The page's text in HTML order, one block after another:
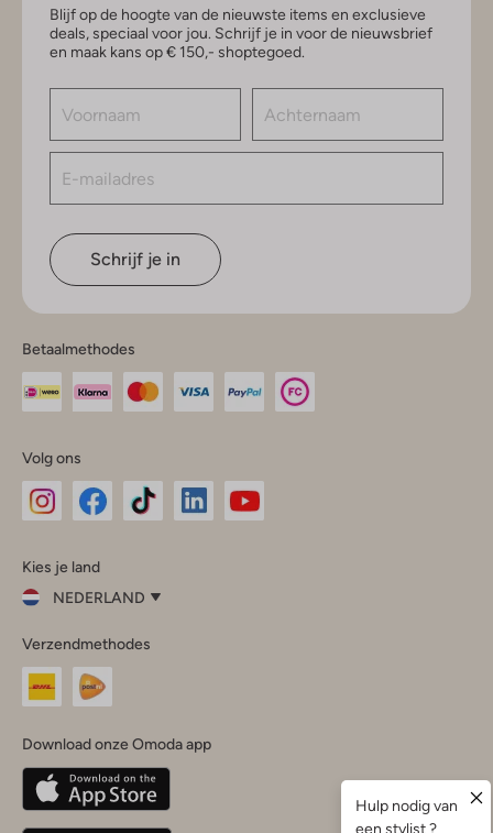
Blijf op de hoogte van de nieuwste items en exclusieve
deals, speciaal voor jou. Schrijf je in voor de nieuwsbrief
en maak kans op € 150,- shoptegoed.
Schrijf je in
Betaalmethodes
Volg ons
InstagramFacebook
Kies je land
NEDERLAND
je
land
Nederland
Belgique(Français)
Deutschland
Verzendmethodes
Download onze Omoda app